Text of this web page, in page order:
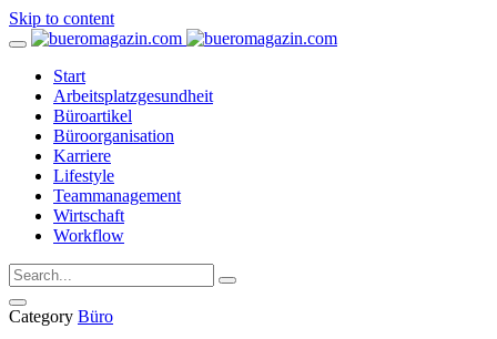
Skip to content
Start
Arbeitsplatzgesundheit
Büroartikel
Büroorganisation
Karriere
Lifestyle
Teammanagement
Wirtschaft
Workflow
Category Büro